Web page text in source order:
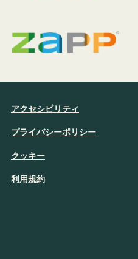
アクセシビリティ
プライバシーポリシー
クッキー
利用規約